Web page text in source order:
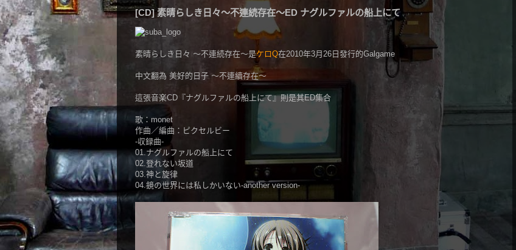
[CD] 素晴らしき日々～不連続存在～ED ナグルファルの船上にて
素晴らしき日々 ～不連続存在～是ケロQ在2010年3月26日發行的Galgame
中文翻為 美好的日子 ～不連續存在～
這張音楽CD『ナグルファルの船上にて』則是其ED集合
歌：monet
作曲／編曲：ピクセルビー
-収録曲-
01.ナグルファルの船上にて
02.登れない坂道
03.神と旋律
04.鏡の世界には私しかいない-another version-